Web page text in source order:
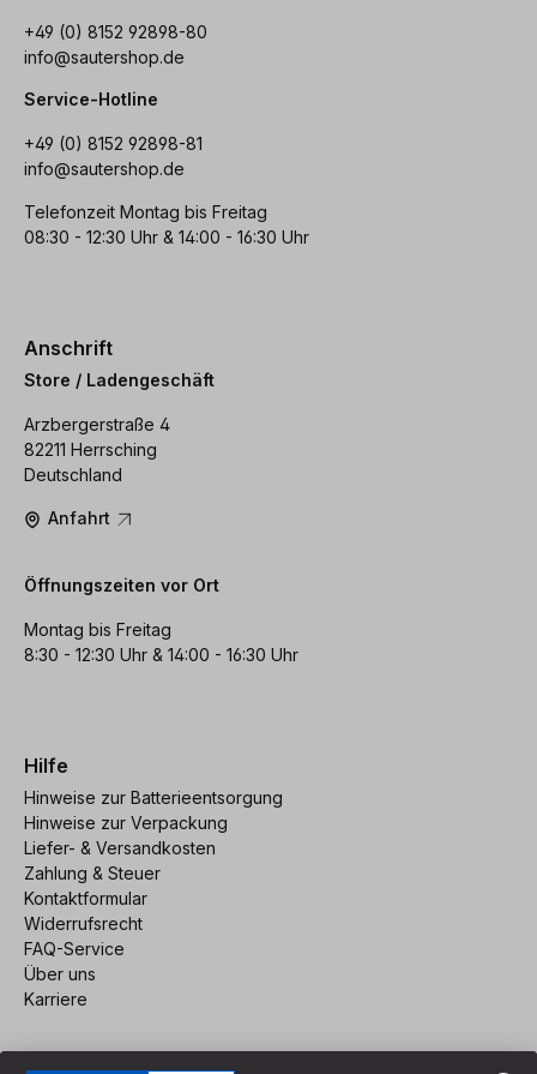
+49 (0) 8152 92898-80
info@sautershop.de
Service-Hotline
+49 (0) 8152 92898-81
info@sautershop.de
Telefonzeit Montag bis Freitag
08:30 - 12:30 Uhr & 14:00 - 16:30 Uhr
Anschrift
Store / Ladengeschäft
Arzbergerstraße 4
82211 Herrsching
Deutschland
Anfahrt
Öffnungszeiten vor Ort
Montag bis Freitag
8:30 - 12:30 Uhr & 14:00 - 16:30 Uhr
Hilfe
Hinweise zur Batterieentsorgung
Hinweise zur Verpackung
Liefer- & Versandkosten
Zahlung & Steuer
Kontaktformular
Widerrufsrecht
FAQ-Service
Über uns
Karriere